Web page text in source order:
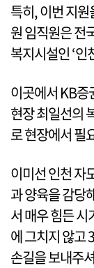
특히, 이번 지
원 임직원은 전
복지시설인 ‘인
이곳에서 KB증
현장 최일선의
로 현장에서 필
이미선 인천 자
과 양육을 감당
서 매우 힘든
에 그치지 않고
손길을 보내주